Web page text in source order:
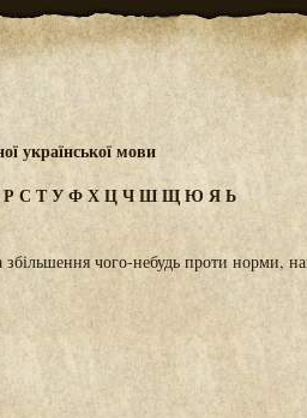
української мови
РС ТУФХЦЧШЩЮ ЯЬ
чого-небудь проти норми,